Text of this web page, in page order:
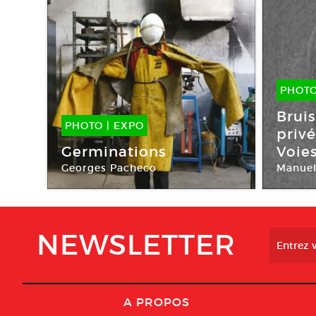
PHOTO EXPO
22 Avr -31 Mai 2017
Germinations
Georges Pacheco
Galerie Voies Off
10
NEWSLETTER
A PROPOS